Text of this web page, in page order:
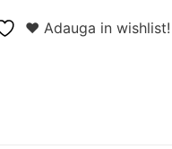
❤ Adauga in wishlist!